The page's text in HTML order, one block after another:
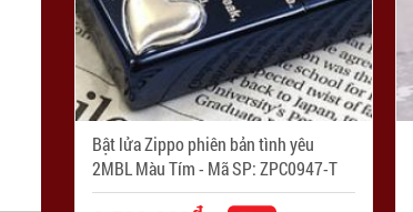
Bật lửa Zippo phiên bản tình yêu
2MBL Màu Tím - Mã SP: ZPC0947-T